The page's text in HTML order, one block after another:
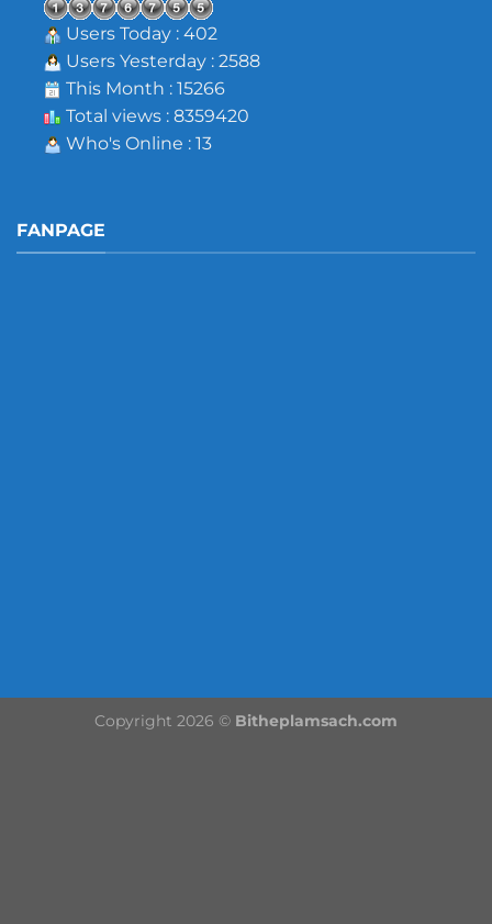
Users Today : 402
Users Yesterday : 2588
This Month : 15266
Total views : 8359420
Who's Online : 13
FANPAGE
Copyright 2026 © Bitheplamsach.com